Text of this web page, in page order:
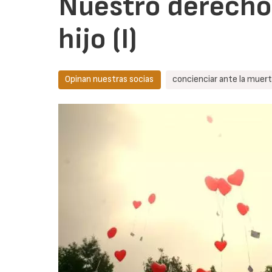
hijo (I)
Opinan nuestras socias concienciar ante la